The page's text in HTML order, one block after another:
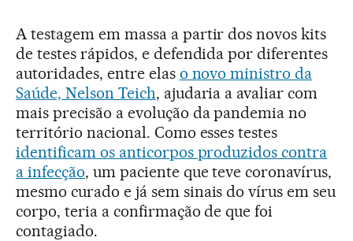
A testagem em massa a partir dos novos kits
de testes rápidos, e defendida por diferentes
autoridades, entre elas o novo ministro da
Saúde, Nelson Teich, ajudaria a avaliar com
mais precisão a evolução da pandemia no
território nacional. Como esses testes
identificam os anticorpos produzidos contra
a infecção, um paciente que teve coronavírus,
mesmo curado e já sem sinais do vírus em seu
corpo, teria a confirmação de que foi
contagiado.